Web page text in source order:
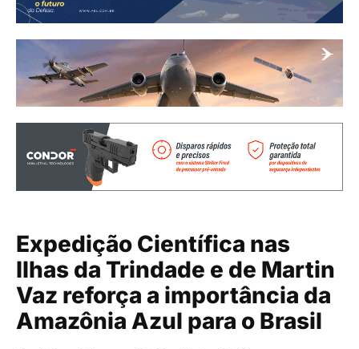
Expedição Científica nas
Ilhas da Trindade e de Martin
Vaz reforça a importância da
Amazônia Azul para o Brasil